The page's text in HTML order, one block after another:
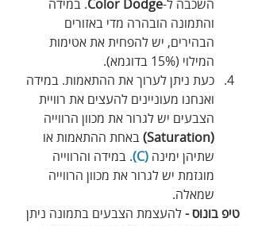
השכבה ל-Color Dodge. במידה
והתמונה הובהרה מדי באזורים
הבהירים, יש להפחית את אטימות
המילוי (15% בדוגמא).
כעת ניתן לערוך את ההתאמות. במידה
ואנחנו מעוניינים להעצים את רוויית
הצבעים יש לגרור את מכוון הרווייה
(Saturation)
באחת ההתאמות או
שתיהן ימינה (C)
. במידה והרווייה
מוגזמת יש לגרור את מכוון הרווייה
שמאלה.
טיפ בונוס - להעצמת הצבעים בתמונה ניתן